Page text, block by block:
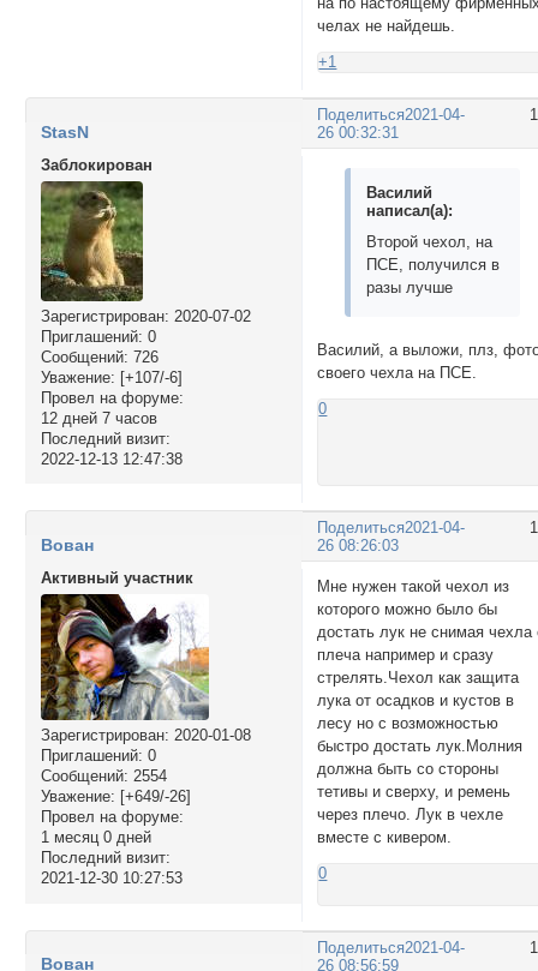
челах не найдешь.
+1
Поделиться2021-04-
26 00:32:31
StasN
Заблокирован
Зарегистрирован: 2020-07-02
Приглашений: 0
Сообщений: 726
Уважение: [+107/-6]
Провел на форуме:
12 дней 7 часов
Последний визит:
2022-12-13 12:47:38
Василий
написал(а):
Второй чехол, на
ПСЕ, получился в
разы лучше
Василий, а выложи, плз,
своего чехла на ПСЕ.
0
Поделиться2021-04-
26 08:26:03
Вован
Активный участник
Зарегистрирован: 2020-01-08
Приглашений: 0
Сообщений: 2554
Уважение: [+649/-26]
Провел на форуме:
1 месяц 0 дней
Последний визит:
2021-12-30 10:27:53
Мне нужен такой чехол из
которого можно было бы
достать лук не снимая чехла
плеча например и сразу
стрелять.Чехол как защита
лука от осадков и кустов в
лесу но с возможностью
быстро достать лук.Молния
должна быть со стороны
тетивы и сверху, и ремень
через плечо. Лук в чехле
вместе с кивером.
0
Поделиться2021-04-
26 08:56:59
Вован